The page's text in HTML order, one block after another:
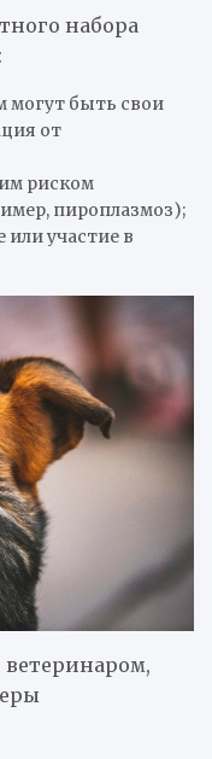
набора
могут быть свои
от
риском
пироплазмоз);
участие в
ветеринаром,